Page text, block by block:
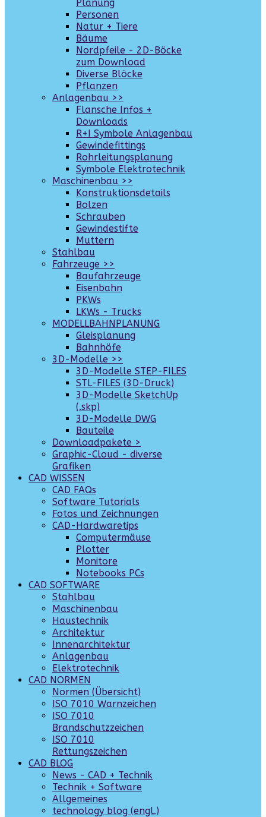
Planung
Personen
Natur + Tiere
Bäume
Nordpfeile - 2D-Böcke
zum Download
Diverse Blöcke
Pflanzen
Anlagenbau >>
Flansche Infos +
Downloads
R+I Symbole Anlagenbau
Gewindefittings
Rohrleitungsplanung
Symbole Elektrotechnik
Maschinenbau >>
Konstruktionsdetails
Bolzen
Schrauben
Gewindestifte
Muttern
Stahlbau
Fahrzeuge >>
Baufahrzeuge
Eisenbahn
PKWs
LKWs - Trucks
MODELLBAHNPLANUNG
Gleisplanung
Bahnhöfe
3D-Modelle >>
3D-Modelle STEP-FILES
STL-FILES (3D-Druck)
3D-Modelle SketchUp
(.skp)
3D-Modelle DWG
Bauteile
Downloadpakete >
Graphic-Cloud - diverse
Grafiken
CAD WISSEN
CAD FAQs
Software Tutorials
Fotos und Zeichnungen
CAD-Hardwaretips
Computermäuse
Plotter
Monitore
Notebooks PCs
CAD SOFTWARE
Stahlbau
Maschinenbau
Haustechnik
Architektur
Innenarchitektur
Anlagenbau
Elektrotechnik
CAD NORMEN
Normen (Übersicht)
ISO 7010 Warnzeichen
ISO 7010
Brandschutzzeichen
ISO 7010
Rettungszeichen
CAD BLOG
News - CAD + Technik
Technik + Software
Allgemeines
technology blog (engl.)